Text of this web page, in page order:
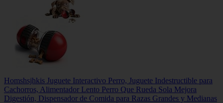
Homshsjhkis Juguete Interactivo Perro, Juguete Indestructible para
Cachorros, Alimentador Lento Perro Que Rueda Sola Mejora
Digestión, Dispensador de Comida para Razas Grandes y Medianas